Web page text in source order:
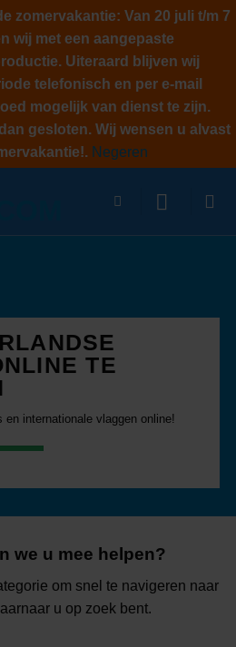
zomervakantie: Van 20 juli t/m 7
wij met een aangepaste
Uiteraard blijven wij
telefonisch en per e-mail
mogelijk van dienst te zijn.
gesloten. Wij wensen u alvast
Negeren
TE
en internationale vlaggen online!
we u mee helpen?
om snel te navigeren naar
u op zoek bent.